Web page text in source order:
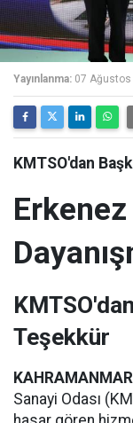
Yayınlanma: 07 Ağustos
KMTSO'dan
Teşekkür
Sanayi Odası